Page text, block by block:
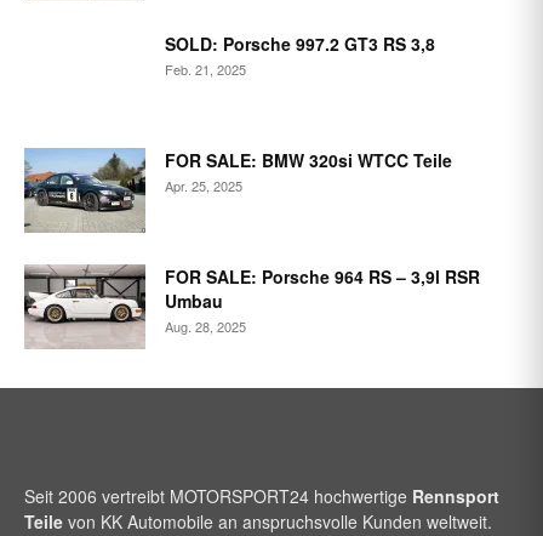
SOLD: Porsche 997.2 GT3 RS 3,8
Feb. 21, 2025
FOR SALE: BMW 320si WTCC Teile
Apr. 25, 2025
FOR SALE: Porsche 964 RS – 3,9l RSR
Umbau
Aug. 28, 2025
Seit 2006 vertreibt MOTORSPORT24 hochwertige Rennsport
Teile von KK Automobile an anspruchsvolle Kunden weltweit.